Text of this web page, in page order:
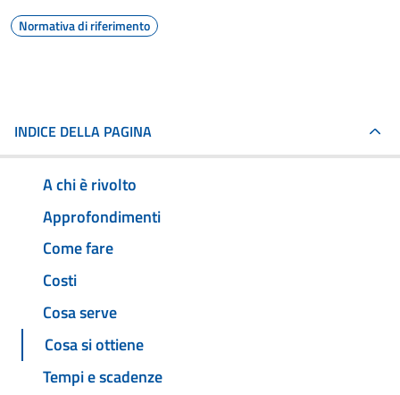
Normativa di riferimento
INDICE DELLA PAGINA
A chi è rivolto
Approfondimenti
Come fare
Costi
Cosa serve
Cosa si ottiene
Tempi e scadenze